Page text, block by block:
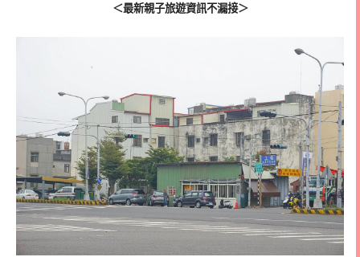
＜最新親子旅遊資訊不漏接＞